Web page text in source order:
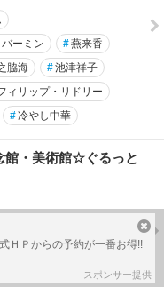
ーミン #燕来香
脇海 #池津祥子
ィリップ・リドリー
#冷やし中華
館・美術館☆ぐるっと
30
#桜新町 # 長谷川町子
ＨＰからの予約が一番お得!!
スポンサー提供